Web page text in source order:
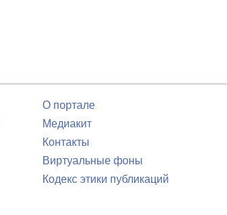
О портале
Медиакит
Контакты
Виртуальные фоны
Кодекс этики публикаций